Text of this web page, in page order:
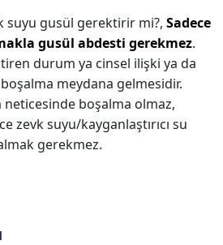
suyu gusül gerektirir mi?, Sadece
gusül abdesti gerekmez.
durum ya cinsel ilişki ya da
meydana gelmesidir.
neticesinde boşalma olmaz,
zevk suyu/kayganlaştırıcı su
gerekmez.